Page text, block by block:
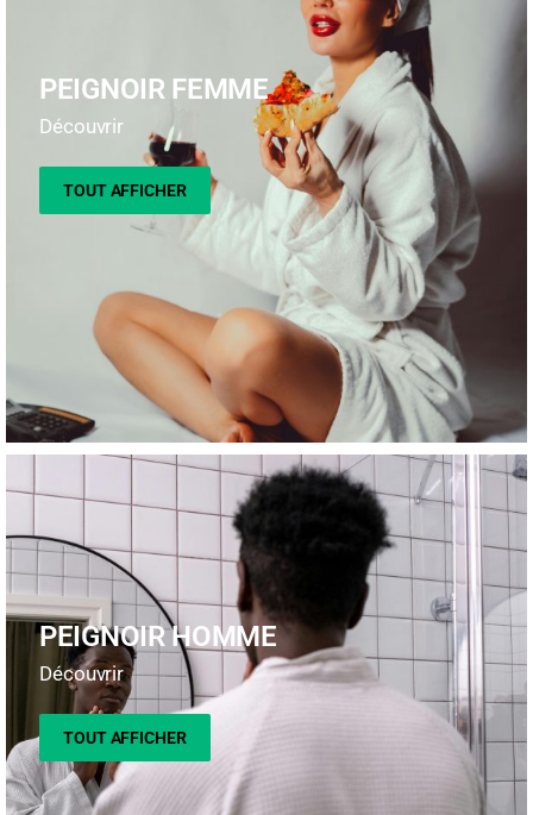
PEIGNOIR FEMME
Découvrir
TOUT AFFICHER
PEIGNOIR HOMME
Découvrir
TOUT AFFICHER